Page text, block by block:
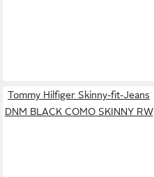
Tommy Hilfiger Skinny-fit-Jeans
DNM BLACK COMO SKINNY RW